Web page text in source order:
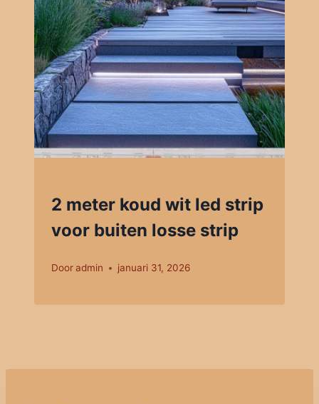
2 meter koud wit led strip
voor buiten losse strip
Dooradmin januari 31, 2026